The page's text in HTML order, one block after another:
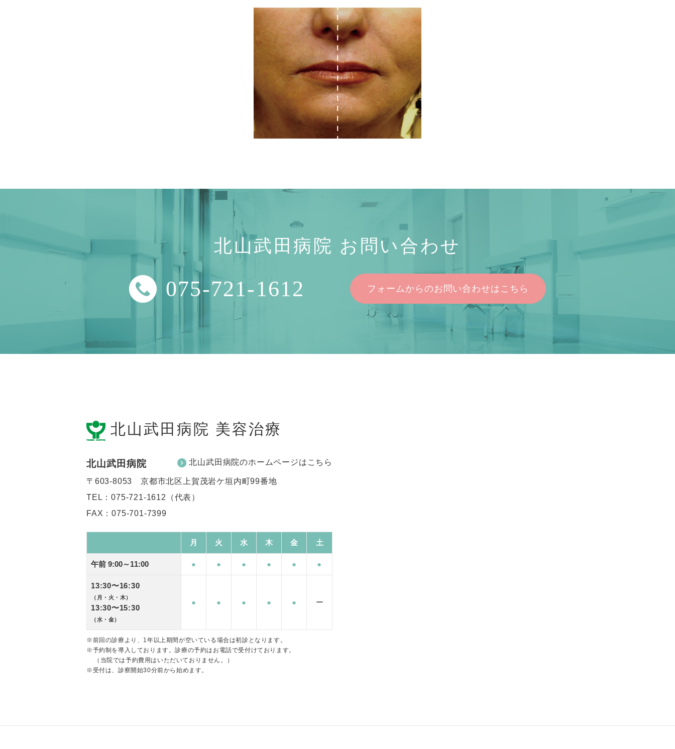
北山武田病院 お問い合わせ
075-721-1612 フォームからのお問い合わせはこちら
北山武田病院 美容治療
北山武田病院 北山武田病院のホームページはこちら
〒603-8053 京都市北区上賀茂岩ケ垣内町99番地
TEL：075-721-1612（代表）
FAX：075-701-7399
月 火 水 木 金 土
午前 9:00～11:00 ● ● ● ● ● ●
13:30〜16:30
（月・火・木）
13:30〜15:30
（水・金）
● ● ● ● ● ー
※前回の診療より、1年以上期間が空いている場合は初診となります。
※予約制を導入しております。診療の予約はお電話で受付けております。
（当院では予約費用はいただいておりません。）
※受付は、診察開始30分前から始めます。